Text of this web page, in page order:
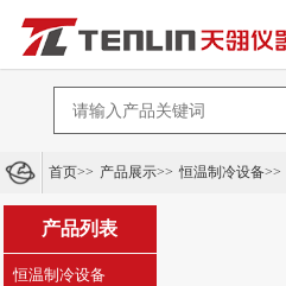

首页>> 产品展示>> 恒温制冷设备>>
产品列表
恒温制冷设备